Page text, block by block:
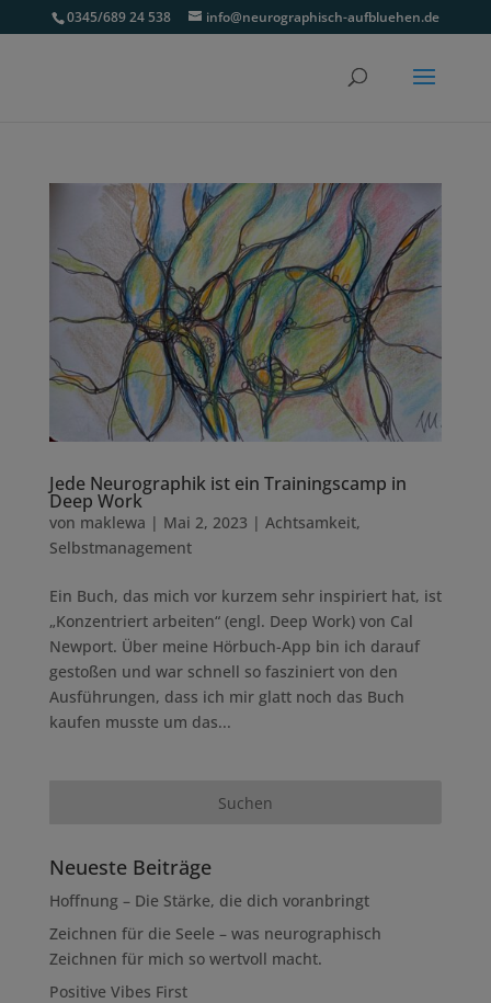
0345/689 24 538 info@neurographisch-aufbluehen.de
Jede Neurographik ist ein Trainingscamp in
Deep Work
von maklewa | Mai 2, 2023 | Achtsamkeit,
Selbstmanagement
Ein Buch, das mich vor kurzem sehr inspiriert hat, ist
„Konzentriert arbeiten“ (engl. Deep Work) von Cal
Newport. Über meine Hörbuch-App bin ich darauf
gestoßen und war schnell so fasziniert von den
Ausführungen, dass ich mir glatt noch das Buch
kaufen musste um das...
Neueste Beiträge
Hoffnung – Die Stärke, die dich voranbringt
Zeichnen für die Seele – was neurographisch
Zeichnen für mich so wertvoll macht.
Positive Vibes First